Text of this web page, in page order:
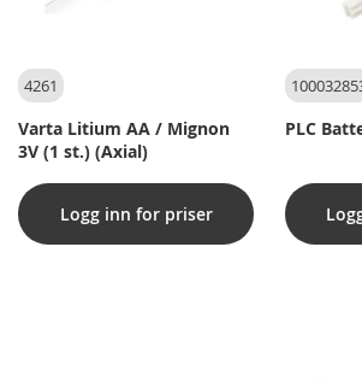
4261
Varta Litium AA / Mignon
3V (1 st.) (Axial)
Logg inn for priser
PLC